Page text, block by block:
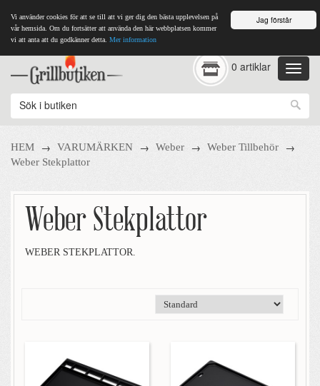
Jag förstår
Vi använder cookies för att se till att vi ger dig den bästa upplevelsen på
vår hemsida. Om du fortsätter att använda den här webbplatsen kommer
vi att anta att du godkänner detta. Mer information
0 artiklar
HEM → VARUMÄRKEN → Weber → Weber Tillbehör →
Weber Stekplattor
Weber Stekplattor
WEBER STEKPLATTOR.